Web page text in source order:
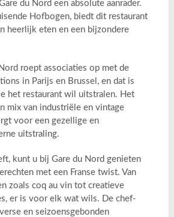
du Nord een absolute aanrader.
Hofbogen, biedt dit restaurant
heerlijk eten en een bijzondere
roept associaties op met de
in Parijs en Brussel, en dat is
het restaurant wil uitstralen. Het
mix van industriële en vintage
voor een gezellige en
uitstraling.
kunt u bij Gare du Nord genieten
met een Franse twist. Van
zoals coq au vin tot creatieve
er is voor elk wat wils. De chef-
en seizoensgebonden